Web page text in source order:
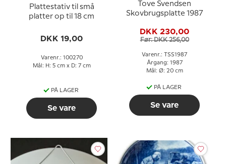
Plattestativ til små
platter op til 18 cm
DKK 19,00
Varenr.: 100270
Mål: H: 5 cm x D: 7 cm
PÅ LAGER
Se vare
Tove Svendsen
Skovbrugsplatte 1987
DKK 230,00
Før: DKK 256,00
Varenr.: TSS1987
Årgang: 1987
Mål: Ø: 20 cm
PÅ LAGER
Se vare